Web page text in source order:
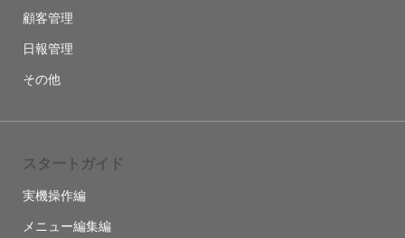
顧客管理
日報管理
その他
スタートガイド
実機操作編
メニュー編集編